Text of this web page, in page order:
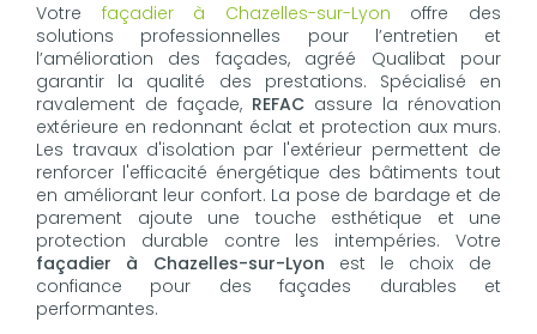
Votre façadier à Chazelles-sur-Lyon offre des
solutions professionnelles pour l’entretien et
l’amélioration des façades, agréé Qualibat pour
garantir la qualité des prestations. Spécialisé en
ravalement de façade, REFAC assure la rénovation
extérieure en redonnant éclat et protection aux murs.
Les travaux d'isolation par l'extérieur permettent de
renforcer l'efficacité énergétique des bâtiments tout
en améliorant leur confort. La pose de bardage et de
parement ajoute une touche esthétique et une
protection durable contre les intempéries. Votre
façadier à Chazelles-sur-Lyon est le choix de
confiance pour des façades durables et
performantes.